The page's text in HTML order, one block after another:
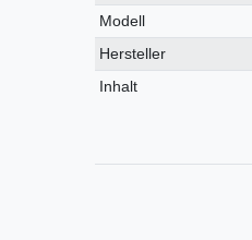
Merkmal
Modell
Hersteller
Inhalt